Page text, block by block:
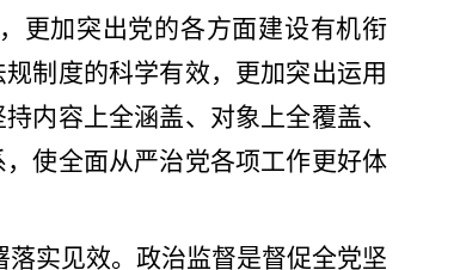
更加突出党的各方面建设有机衔
制度的科学有效，更加突出运用
内容上全涵盖、对象上全覆盖、
使全面从严治党各项工作更好体
实见效。政治监督是督促全党坚